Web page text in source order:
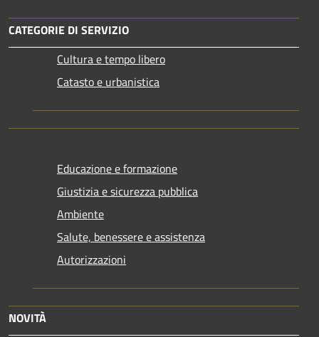
CATEGORIE DI SERVIZIO
Cultura e tempo libero
Catasto e urbanistica
Educazione e formazione
Giustizia e sicurezza pubblica
Ambiente
Salute, benessere e assistenza
Autorizzazioni
NOVITÀ